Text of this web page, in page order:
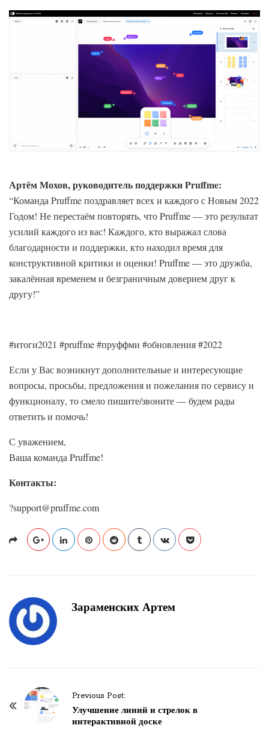
Артём Мохов, руководитель поддержки Pruffme:
“Команда Pruffme поздравляет всех и каждого с Новым 2022
Годом! Не перестаём повторять, что Pruffme — это результат
усилий каждого из вас! Каждого, кто выражал слова
благодарности и поддержки, кто находил время для
конструктивной критики и оценки! Pruffme — это дружба,
закалённая временем и безграничным доверием друг к
другу!”
#итоги2021 #pruffme #пруффми #обновления #2022
Если у Вас возникнут дополнительные и интересующие
вопросы, просьбы, предложения и пожелания по сервису и
функционалу, то смело пишите/звоните — будем рады
ответить и помочь!
С уважением,
Ваша команда Pruffme!
Контакты:
?support@pruffme.com
Зараменских Артем
Previous Post:
Улучшение линий и стрелок в
интерактивной доске